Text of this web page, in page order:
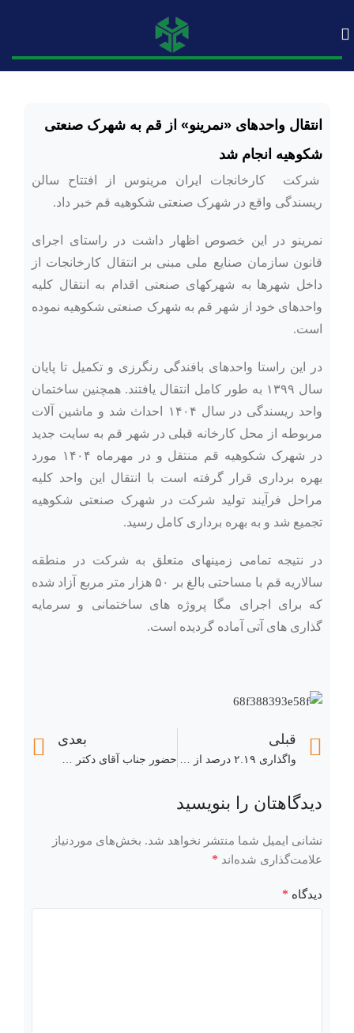
انتقال واحدهای «نمرینو» از قم به شهرک صنعتی
شکوهیه انجام شد
شرکت کارخانجات ایران مرینوس از افتتاح سالن
ریسندگی واقع در شهرک صنعتی شکوهیه قم خبر داد.
نمرینو در این خصوص اظهار داشت در راستای اجرای
قانون سازمان صنایع ملی مبنی بر انتقال کارخانجات از
داخل شهرها به شهرکهای صنعتی اقدام به انتقال کلیه
واحدهای خود از شهر قم به شهرک صنعتی شکوهیه نموده
است.
در این راستا واحدهای بافندگی رنگرزی و تکمیل تا پایان
سال ۱۳۹۹ به طور کامل انتقال یافتند. همچنین ساختمان
واحد ریسندگی در سال ۱۴۰۴ احداث شد و ماشین آلات
مربوطه از محل کارخانه قبلی در شهر قم به سایت جدید
در شهرک شکوهیه قم منتقل و در مهرماه ۱۴۰۴ مورد
بهره برداری قرار گرفته است با انتقال این واحد کلیه
مراحل فرآیند تولید شرکت در شهرک صنعتی شکوهیه
تجمیع شد و به بهره برداری کامل رسید.
در نتیجه تمامی زمینهای متعلق به شرکت در منطقه
سالاریه قم با مساحتی بالغ بر ۵۰ هزار متر مربع آزاد شده
که برای اجرای مگا پروژه های ساختمانی و سرمایه
گذاری های آتی آماده گردیده است.
قبلی بعدی
دیدگاهتان را بنویسید
نشانی ایمیل شما منتشر نخواهد شد. بخش‌های موردنیاز
علامت‌گذاری شده‌اند *
دیدگاه *